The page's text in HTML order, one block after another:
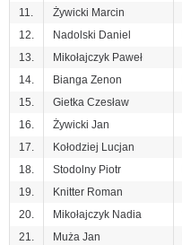
11.
Żywicki Marcin
12.
Nadolski Daniel
13.
Mikołajczyk Paweł
14.
Bianga Zenon
15.
Gietka Czesław
16.
Żywicki Jan
17.
Kołodziej Lucjan
18.
Stodolny Piotr
19.
Knitter Roman
20.
Mikołajczyk Nadia
21.
Muża Jan